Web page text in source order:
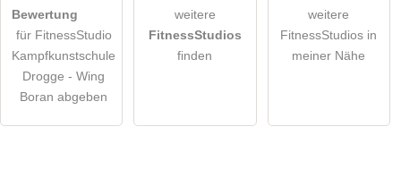
DieDatenschutzerklärunghabe ich zur Kenntnis genommen.
öffentliche Frage stellen
Bewertung
für FitnessStudio
Kampfkunstschule
Drogge - Wing
Boran abgeben
weitere
FitnessStudios
finden
weitere
FitnessStudios in
meiner Nähe